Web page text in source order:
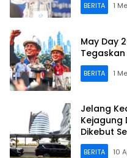
BERITA 1
May Day
BERITA 1
Jelang
Kejagung
Dikebut
BERITA 10